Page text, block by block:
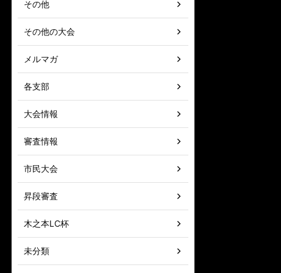
その他
その他の大会
メルマガ
各支部
大会情報
審査情報
市民大会
昇段審査
木之本LC杯
未分類